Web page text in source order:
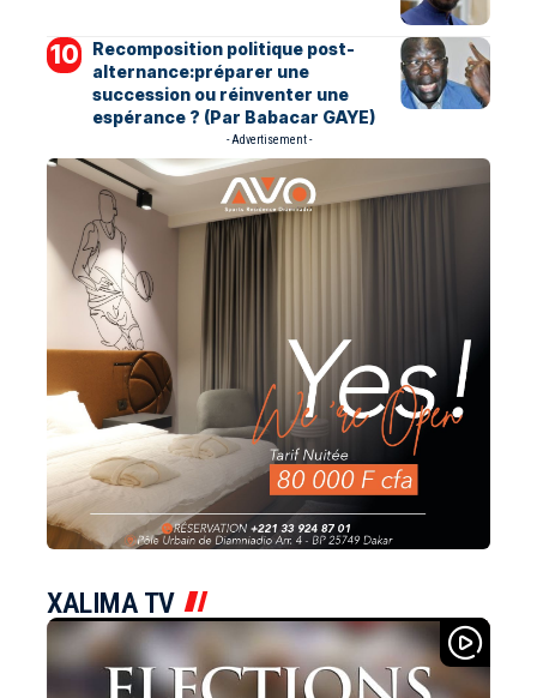
Recomposition politique post-
alternance:préparer une
succession ou réinventer une
espérance ? (Par Babacar GAYE)
- Advertisement -
XALIMA TV